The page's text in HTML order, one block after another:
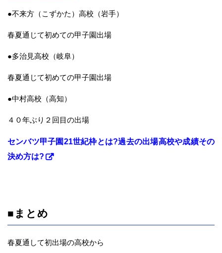
●不来方（こずかた）高校（岩手）
春夏通じて初めての甲子園出場
●多治見高校（岐阜）
春夏通じて初めての甲子園出場
●中村高校（高知）
４０年ぶり２回目の出場
センバツ甲子園21世紀枠とは?過去の出場高校や成績その
決め方は?
■まとめ
春夏通して初出場の高校から